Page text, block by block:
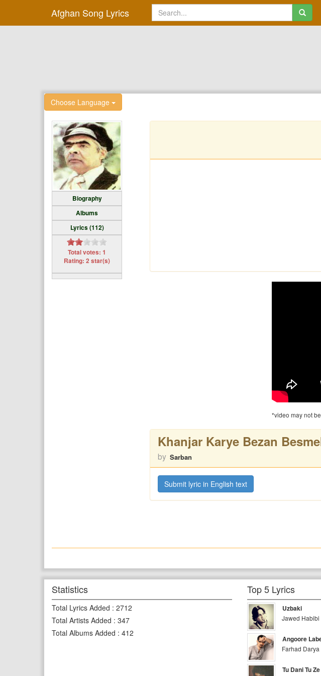
Afghan Song Lyrics
Choose Language
Biography
Albums
Lyrics (112)
Total votes: 1
Rating: 2 star(s)
*video may not
Khanjar Karye Bezan
by Sarban
Submit lyric in English text
Statistics
Total Lyrics Added : 2712
Total Artists Added : 347
Total Albums Added : 412
Top 5 Lyrics
Uzbaki
Jawed Habibi
Angoore
Farhad Darya
Tu Dani Tu